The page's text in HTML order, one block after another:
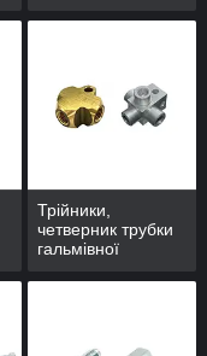
Трійники,
четверник трубки
гальмівної